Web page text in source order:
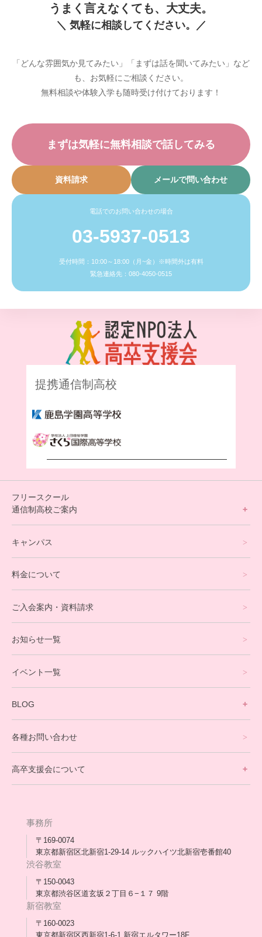
うまく言えなくても、大丈夫。
＼ 気軽に相談してください。／
「どんな雰囲気か見てみたい」「まずは話を聞いてみたい」など
も、お気軽にご相談ください。
無料相談や体験入学も随時受け付けております！
まずは気軽に無料相談で話してみる
資料請求 メールで問い合わせ
電話でのお問い合わせの場合
03-5937-0513
受付時間：10:00～18:00（月~金）※時間外は有料
緊急連絡先：080-4050-0515
提携通信制高校
フリースクール
通信制高校ご案内
オンラインコース
eスポーツコース
就労支援コース
英会話・海外留学コース
寮生活サポート
卒業生の今
[家庭訪問カウンセリング]
キャンパス
料金について
ご入会案内・資料請求
お知らせ一覧
イベント一覧
BLOG
保護者交流だより一覧
会長コラム一覧
各種お問い合わせ
高卒支援会について
メディア出演
スタッフ紹介
合格・進路実績
事務所
〒169-0074
東京都新宿区北新宿1-29-14 ルックハイツ北新宿壱番館40
渋谷教室
〒150-0043
東京都渋谷区道玄坂２丁目６−１７ 9階
新宿教室
〒160-0023
東京都新宿区西新宿1-6-1 新宿エルタワー18F